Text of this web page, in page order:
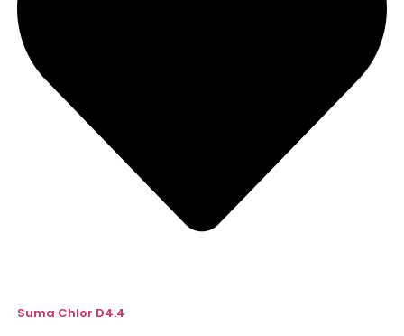
Suma Chlor D4.4